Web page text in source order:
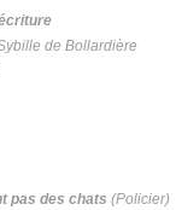
de Bollardière
pas des chats (Policier)